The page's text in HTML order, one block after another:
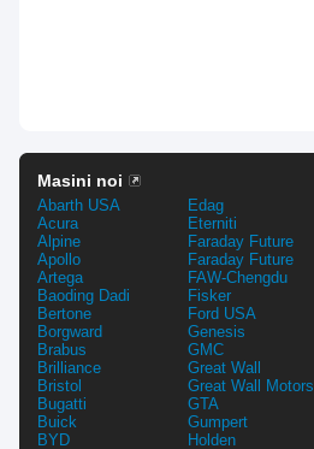
Masini noi
Abarth USA
Acura
Alpine
Apollo
Artega
Baoding Dadi
Bertone
Borgward
Brabus
Brilliance
Bristol
Bugatti
Buick
BYD
Edag
Eterniti
Faraday Future
Faraday Future
FAW-Chengdu
Fisker
Ford USA
Genesis
GMC
Great Wall
Great Wall Motors
GTA
Gumpert
Holden